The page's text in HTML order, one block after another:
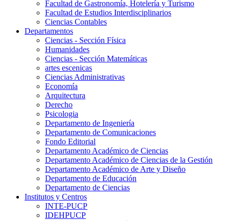
Facultad de Gastronomía, Hotelería y Turismo
Facultad de Estudios Interdisciplinarios
Ciencias Contables
Departamentos
Ciencias - Sección Física
Humanidades
Ciencias - Sección Matemáticas
artes escenicas
Ciencias Administrativas
Economía
Arquitectura
Derecho
Psicologia
Departamento de Ingeniería
Departamento de Comunicaciones
Fondo Editorial
Departamento Académico de Ciencias
Departamento Académico de Ciencias de la Gestión
Departamento Académico de Arte y Diseño
Departamento de Educación
Departamento de Ciencias
Institutos y Centros
INTE-PUCP
IDEHPUCP